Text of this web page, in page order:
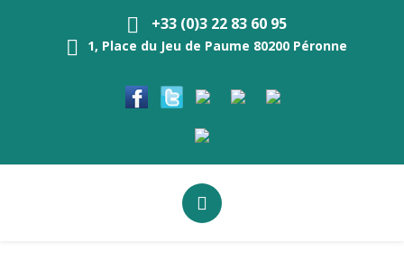
+33 (0)3 22 83 60 95
1, Place du Jeu de Paume 80200 Péronne